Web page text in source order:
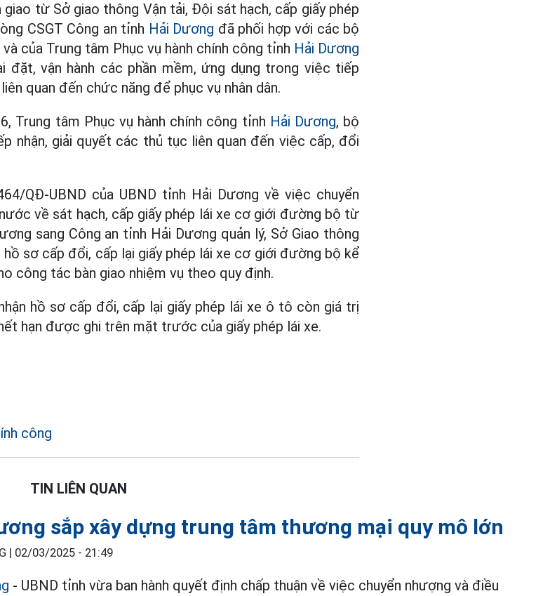
từ Sở giao thông Vận tải, ​Đội sát hạch, cấp giấy phép
CSGT Công an tỉnh Hải Dương đã phối hợp với các bộ
của Trung tâm Phục vụ hành chính công tỉnh Hải Dương
vận hành các phần mềm, ứng dụng trong việc tiếp
quan đến chức năng để phục vụ nhân dân.
Trung tâm Phục vụ hành chính công tỉnh Hải Dương, bộ
nhận, giải quyết các thủ tục liên quan đến việc cấp, đổi
QĐ-UBND của UBND tỉnh Hải Dương về việc chuyển
về sát hạch, cấp giấy phép lái xe cơ giới đường bộ từ
sang Công an tỉnh Hải Dương quản lý, Sở Giao thông
sơ cấp đổi, cấp lại giấy phép lái xe cơ giới đường bộ kể
công tác bàn giao nhiệm vụ theo quy định.
hồ sơ cấp đổi, cấp lại giấy phép lái xe ô tô còn giá trị
hạn được ghi trên mặt trước của giấy phép lái xe.
công
TIN LIÊN QUAN
sắp xây dựng trung tâm thương mại quy mô lớn
| 02/03/2025 - 21:49
- UBND tỉnh vừa ban hành quyết định chấp thuận về việc chuyển nhượng và điều